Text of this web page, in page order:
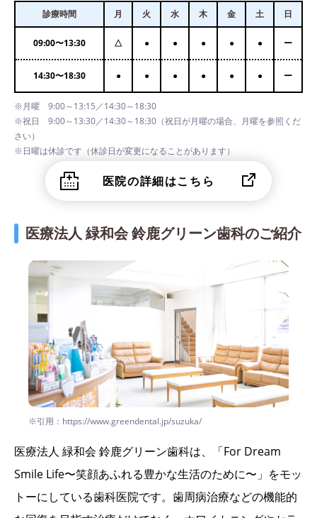
診療時間 月 火 水 木 金 土 日
09:00〜13:30 △ ● ● ● ● ● ー
14:30〜18:30 ● ● ● ● ● ● ー
※月曜 9:00～13:15／14:30～18:30
※祝日 9:00～13:30／14:30～18:30（祝日が月曜の場合、月曜を参照くだ
さい）
※日曜は休診です（休診日が変更になることがあります）
医院の詳細はこちら
医療法人 緑和会 鈴鹿グリーン歯科のご紹介
※引用：https://www.greendental.jp/suzuka/
医療法人 緑和会 鈴鹿グリーン歯科は、「For Dream
Smile Life〜笑顔あふれる豊かな生活のために〜」をモッ
トーにしている歯科医院です。歯周病治療などの機能的